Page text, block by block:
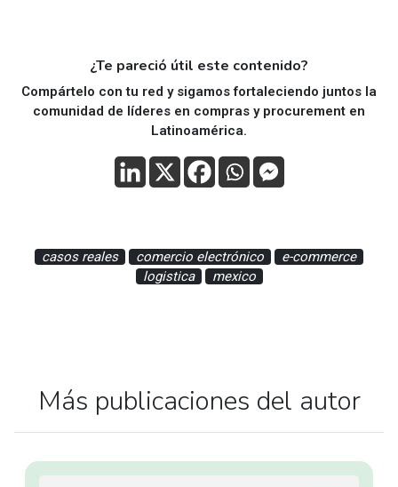
¿Te pareció útil este contenido?
Compártelo con tu red y sigamos fortaleciendo juntos la
comunidad de líderes en compras y procurement en
Latinoamérica.
casos reales comercio electrónico
e-commerce
logistica
mexico
Más publicaciones del autor